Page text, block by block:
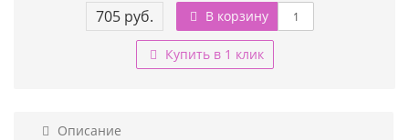
705 руб. В корзину
Купить в 1 клик
Описание